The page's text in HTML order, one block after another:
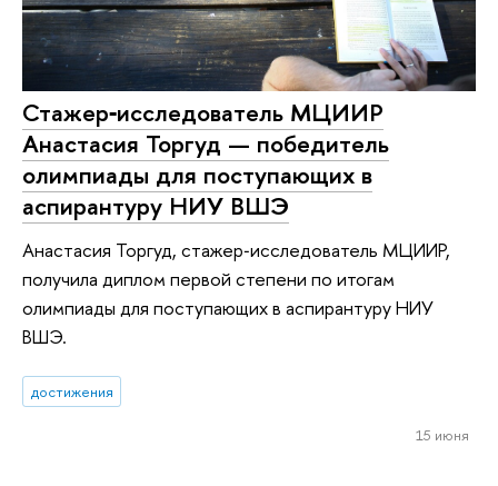
Стажер‑исследователь МЦИИР
Анастасия Торгуд — победитель
олимпиады для поступающих в
аспирантуру НИУ ВШЭ
Анастасия Торгуд, стажер‑исследователь МЦИИР,
получила диплом первой степени по итогам
олимпиады для поступающих в аспирантуру НИУ
ВШЭ.
достижения
15 июня